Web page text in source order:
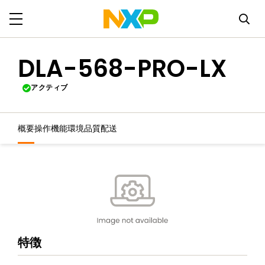
DLA-568-PRO-LX
アクティブ
概要操作機能環境品質配送
特徴